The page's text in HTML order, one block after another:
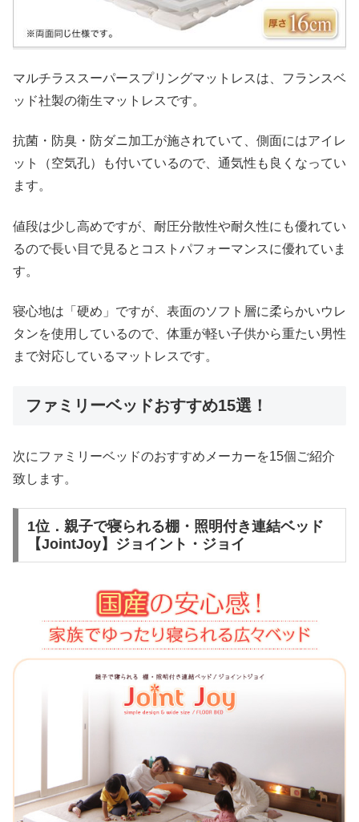
マルチラススーパースプリングマットレスは、フランスベ
ッド社製の衛生マットレスです。
抗菌・防臭・防ダニ加工が施されていて、側面にはアイレ
ット（空気孔）も付いているので、通気性も良くなってい
ます。
値段は少し高めですが、耐圧分散性や耐久性にも優れてい
るので長い目で見るとコストパフォーマンスに優れていま
す。
寝心地は「硬め」ですが、表面のソフト層に柔らかいウレ
タンを使用しているので、体重が軽い子供から重たい男性
まで対応しているマットレスです。
ファミリーベッドおすすめ15選！
次にファミリーベッドのおすすめメーカーを15個ご紹介
致します。
1位．親子で寝られる棚・照明付き連結ベッド
【JointJoy】ジョイント・ジョイ